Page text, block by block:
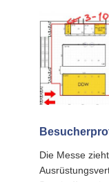
Die Messe